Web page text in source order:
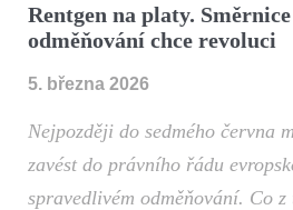
Rentgen na platy.
odměňování chce revoluci
5. března 2026
Nejpozději do sedmého června
zavést do právního řádu
spravedlivém odměňování. Co